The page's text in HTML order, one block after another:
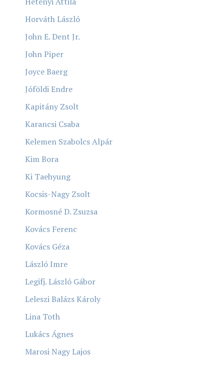
Horváth László
John E. Dent Jr.
John Piper
Joyce Baerg
Jóföldi Endre
Kapitány Zsolt
Karancsi Csaba
Kelemen Szabolcs Alpár
Kim Bora
Ki Taehyung
Kocsis-Nagy Zsolt
Kormosné D. Zsuzsa
Kovács Ferenc
Kovács Géza
László Imre
Legifj. László Gábor
Leleszi Balázs Károly
Lina Toth
Lukács Ágnes
Marosi Nagy Lajos